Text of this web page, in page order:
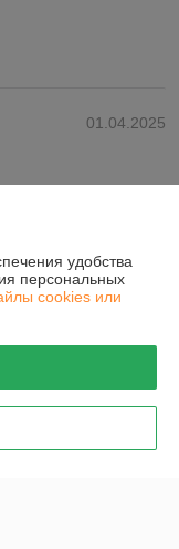
01.04.2025
удобства
персональных
cookies или